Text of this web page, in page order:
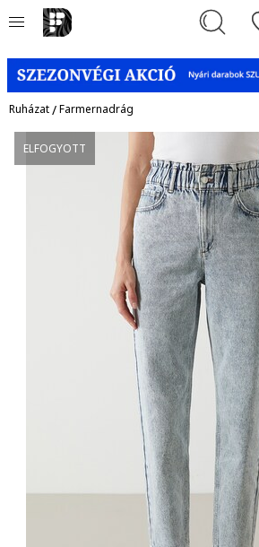
Ruházat/Farmernadrág
ELFOGYOTT